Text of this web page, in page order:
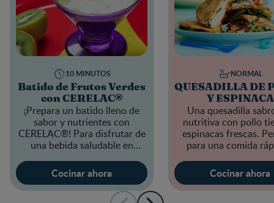
Batido de Frutos Verdes
con CERELAC®
¡Prepara un batido lleno de
sabor y nutrientes con
CERELAC®! Para disfrutar de
una bebida saludable en
10 MINUTOS
Cocinar ahora
QUESADILLA DE
Y ESPINACA
Una quesadilla
nutritiva con pollo
espinacas frescas.
para una comida
NORMAL
Cocinar ahora